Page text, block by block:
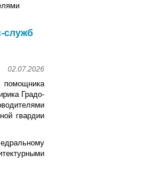
служб
02.07.2026
помощника
Градо-
гвардии